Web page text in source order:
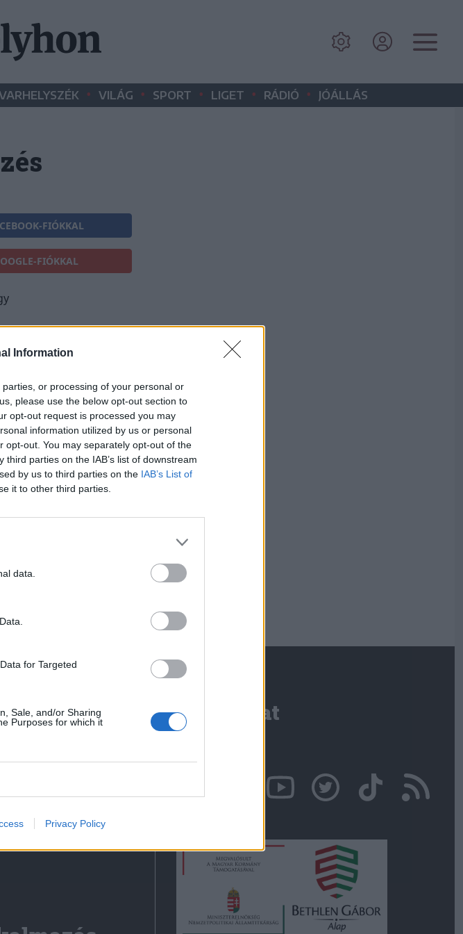
Information
or processing of your personal or
please use the below opt-out section to
opt-out request is processed you may
information utilized by us or personal
opt-out. You may separately opt-out of the
parties on the IAB’s list of downstream
by us to third parties on the IAB’s List of
it to other third parties.
data.
for Targeted
Sale, and/or Sharing
Purposes for which it
Privacy Policy
• VILÁG • SPORT • LIGET • RÁDIÓ • JÓÁLLÁS
FIÓKKAL
FIÓKKAL
Kapcsolat